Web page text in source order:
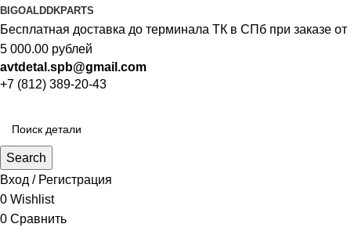
BIGOALDDKPARTS
Бесплатная доставка до терминала ТК в СПб при заказе от
5 000.00 рублей
avtdetal.spb@gmail.com
+7 (812) 389-20-43
Search
Вход / Регистрация
0 Wishlist
0 Сравнить